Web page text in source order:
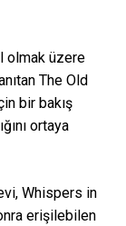
olmak üzere
The Old
bir bakış
ortaya
Whispers in
erişilebilen